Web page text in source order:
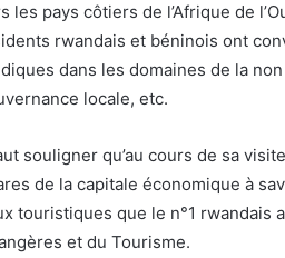
les pays côtiers de l’Afrique de
rwandais et béninois ont
dans les domaines de la
locale, etc.
souligner qu’au cours de sa
de la capitale économique à
touristiques que le n°1 rwandais
et du Tourisme.